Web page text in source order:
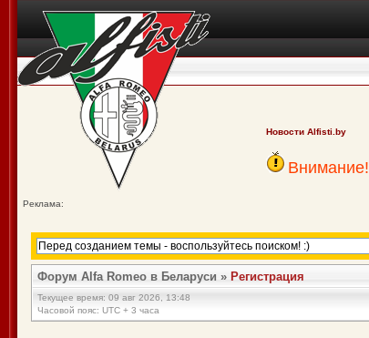
Новости Alfisti.by
Внимание!
Реклама:
Форум Alfa Romeo в Беларуси » Регистрация
Текущее время: 09 авг 2026, 13:48
Часовой пояс: UTC + 3 часа